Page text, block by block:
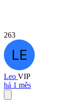
263
Leo VIP
há 1 mês